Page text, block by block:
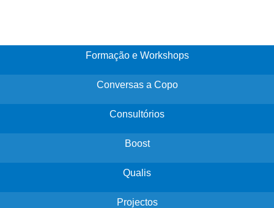
Formação e Workshops
Conversas a Copo
Consultórios
Boost
Qualis
Projectos